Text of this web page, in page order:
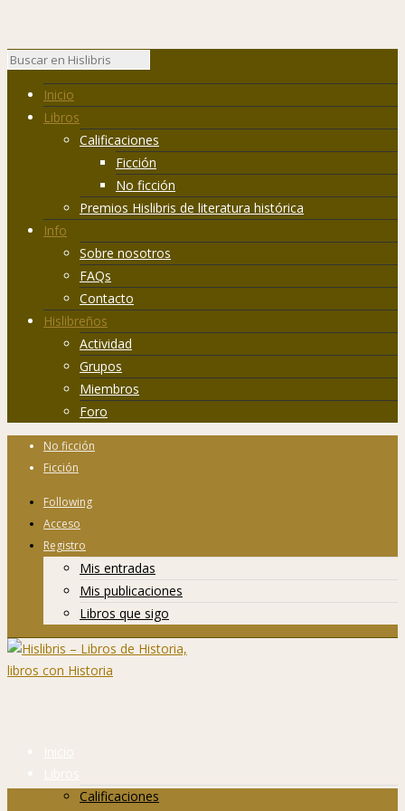
Inicio
Libros
Calificaciones
Ficción
No ficción
Premios Hislibris de literatura histórica
Info
Sobre nosotros
FAQs
Contacto
Hislibreños
Actividad
Grupos
Miembros
Foro
No ficción
Ficción
Following
Acceso
Registro
Mis entradas
Mis publicaciones
Libros que sigo
Inicio
Libros
Calificaciones